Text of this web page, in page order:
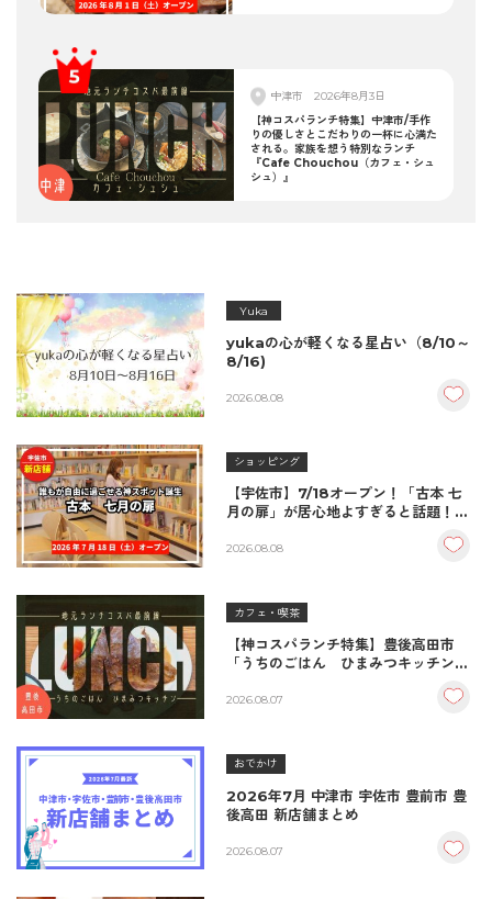
中津市
2026年8月3日
【神コスパランチ特集】中津市/手作
りの優しさとこだわりの一杯に心満た
される。家族を想う特別なランチ
『Cafe Chouchou（カフェ・シュ
シュ）』
Yuka
yukaの心が軽くなる星占い（8/10～
8/16)
2026.08.08
ショッピング
【宇佐市】7/18オープン！「古本 七
月の扉」が居心地よすぎると話題！絶
至福の読書空間
2026.08.08
カフェ・喫茶
【神コスパランチ特集】豊後高田市
「うちのごはん ひまみつキッチン」
＆生姜焼き！
2026.08.07
おでかけ
2026年7月 中津市 宇佐市 豊前市 豊
後高田 新店舗まとめ
2026.08.07